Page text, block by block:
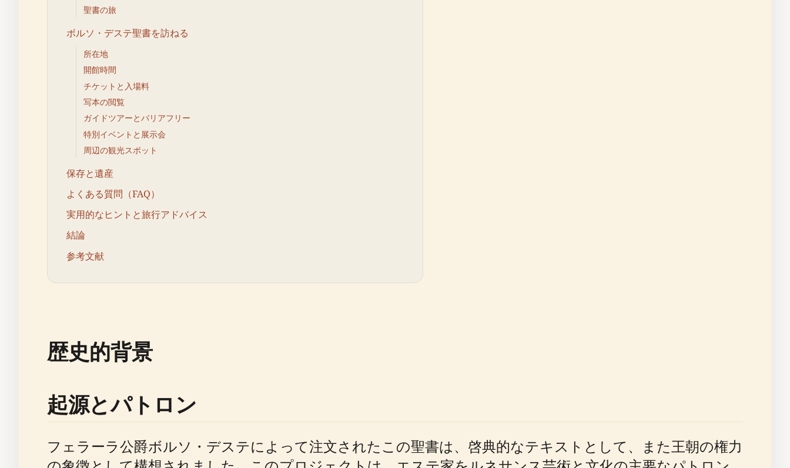
聖書の旅
ボルソ・デステ聖書を訪ねる
所在地
開館時間
チケットと入場料
写本の閲覧
ガイドツアーとバリアフリー
特別イベントと展示会
周辺の観光スポット
保存と遺産
よくある質問（FAQ）
実用的なヒントと旅行アドバイス
結論
参考文献
歴史的背景
起源とパトロン
フェラーラ公爵ボルソ・デステによって注文されたこの聖書は、啓典的なテキストとして、また王朝の権力